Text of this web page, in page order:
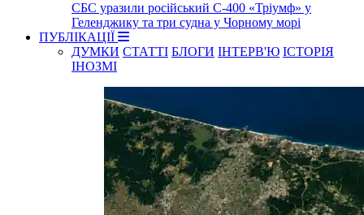
СБС уразили російський С-400 «Тріумф» у
Геленджику та три судна у Чорному морі
ПУБЛІКАЦІЇ
ДУМКИ СТАТТІ БЛОГИ ІНТЕРВ'Ю ІСТОРІЯ
ІНОЗМІ